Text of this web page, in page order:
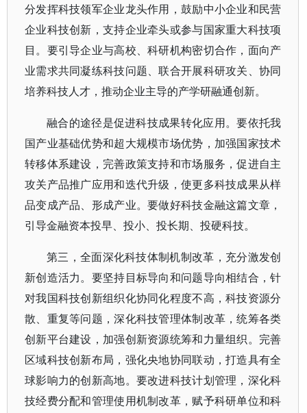
分发挥科技领军企业龙头作用，鼓励中小企业和民营
企业科技创新，支持企业牵头或参与国家重大科技项
目。要引导企业与高校、科研机构密切合作，面向产
业需求共同凝练科技问题、联合开展科研攻关、协同
培养科技人才，推动企业主导的产学研融通创新。
融合的途径是促进科技成果转化应用。要依托我
国产业基础优势和超大规模市场优势，加强国家技术
转移体系建设，完善政策支持和市场服务，促进自主
攻关产品推广应用和迭代升级，使更多科技成果从样
品变成产品、形成产业。要做好科技金融这篇文章，
引导金融资本投早、投小、投长期、投硬科技。
第三，全面深化科技体制机制改革，充分激发创
新创造活力。要坚持目标导向和问题导向相结合，针
对我国科技创新组织化协同化程度不高，科技资源分
散、重复等问题，深化科技管理体制改革，统筹各类
创新平台建设，加强创新资源统筹和力量组织。完善
区域科技创新布局，强化央地协同联动，打造具有全
球影响力的创新高地。要改进科技计划管理，深化科
技经费分配和管理使用机制改革，赋予科研单位和科